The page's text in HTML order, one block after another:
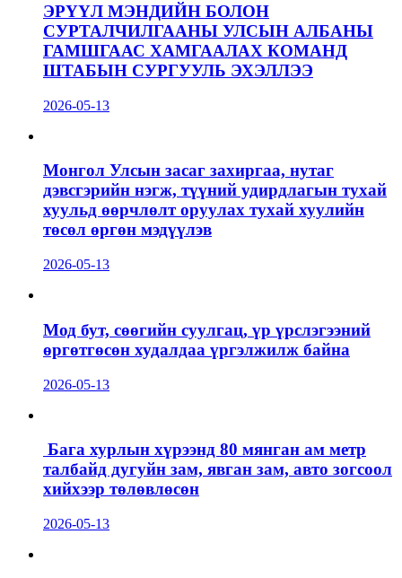
ЭРҮҮЛ МЭНДИЙН БОЛОН
СУРТАЛЧИЛГААНЫ УЛСЫН АЛБАНЫ
ГАМШГААС ХАМГААЛАХ КОМАНД
ШТАБЫН СУРГУУЛЬ ЭХЭЛЛЭЭ
2026-05-13
Монгол Улсын засаг захиргаа, нутаг
дэвсгэрийн нэгж, түүний удирдлагын тухай
хуульд өөрчлөлт оруулах тухай хуулийн
төсөл өргөн мэдүүлэв
2026-05-13
Мод бут, сөөгийн суулгац, үр үрслэгээний
өргөтгөсөн худалдаа үргэлжилж байна
2026-05-13
Бага хурлын хүрээнд 80 мянган ам метр
талбайд дугуйн зам, явган зам, авто зогсоол
хийхээр төлөвлөсөн
2026-05-13